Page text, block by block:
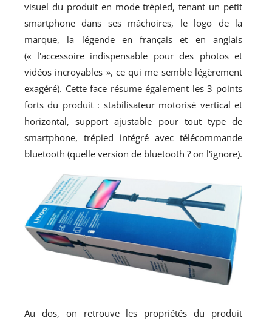
visuel du produit en mode trépied, tenant un petit
smartphone dans ses mâchoires, le logo de la
marque, la légende en français et en anglais
(« l'accessoire indispensable pour des photos et
vidéos incroyables », ce qui me semble légèrement
exagéré). Cette face résume également les 3 points
forts du produit : stabilisateur motorisé vertical et
horizontal, support ajustable pour tout type de
smartphone, trépied intégré avec télécommande
bluetooth (quelle version de bluetooth ? on l'ignore).
Au dos, on retrouve les propriétés du produit